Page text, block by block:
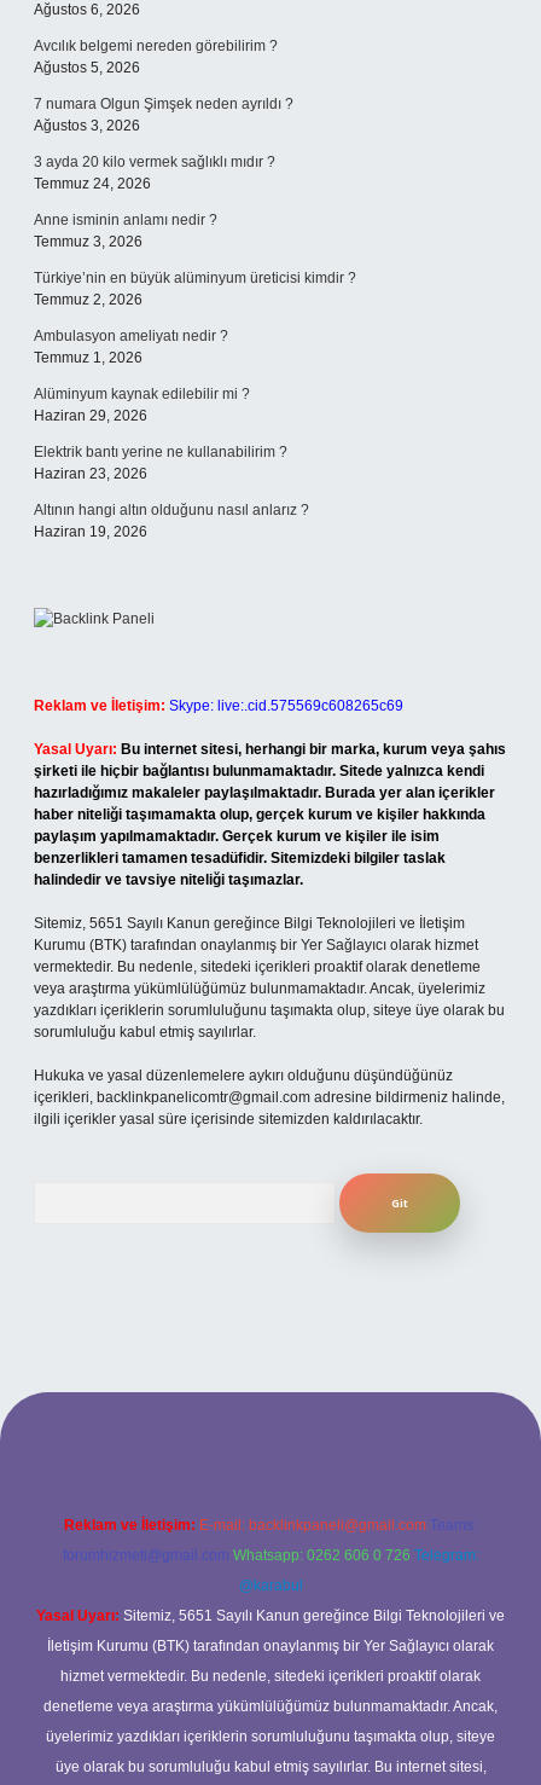
Ağustos 6, 2026
Avcılık belgemi nereden görebilirim ?
Ağustos 5, 2026
7 numara Olgun Şimşek neden ayrıldı ?
Ağustos 3, 2026
3 ayda 20 kilo vermek sağlıklı mıdır ?
Temmuz 24, 2026
Anne isminin anlamı nedir ?
Temmuz 3, 2026
Türkiye’nin en büyük alüminyum üreticisi kimdir ?
Temmuz 2, 2026
Ambulasyon ameliyatı nedir ?
Temmuz 1, 2026
Alüminyum kaynak edilebilir mi ?
Haziran 29, 2026
Elektrik bantı yerine ne kullanabilirim ?
Haziran 23, 2026
Altının hangi altın olduğunu nasıl anlarız ?
Haziran 19, 2026
Reklam ve İletişim: Skype: live:.cid.575569c608265c69
Yasal Uyarı: Bu internet sitesi, herhangi bir marka, kurum veya şahıs
şirketi ile hiçbir bağlantısı bulunmamaktadır. Sitede yalnızca kendi
hazırladığımız makaleler paylaşılmaktadır. Burada yer alan içerikler
haber niteliği taşımamakta olup, gerçek kurum ve kişiler hakkında
paylaşım yapılmamaktadır. Gerçek kurum ve kişiler ile isim
benzerlikleri tamamen tesadüfidir. Sitemizdeki bilgiler taslak
halindedir ve tavsiye niteliği taşımazlar.
Sitemiz, 5651 Sayılı Kanun gereğince Bilgi Teknolojileri ve İletişim
Kurumu (BTK) tarafından onaylanmış bir Yer Sağlayıcı olarak hizmet
vermektedir. Bu nedenle, sitedeki içerikleri proaktif olarak denetleme
veya araştırma yükümlülüğümüz bulunmamaktadır. Ancak, üyelerimiz
yazdıkları içeriklerin sorumluluğunu taşımakta olup, siteye üye olarak bu
sorumluluğu kabul etmiş sayılırlar.
Hukuka ve yasal düzenlemelere aykırı olduğunu düşündüğünüz
içerikleri, backlinkpanelicomtr@gmail.com adresine bildirmeniz halinde,
ilgili içerikler yasal süre içerisinde sitemizden kaldırılacaktır.
bahis sitesi
Reklam ve İletişim: E-mail: backlinkpaneli@gmail.com Teams:
forumhizmeti@gmail.com Whatsapp: 0262 606 0 726 Telegram:
@karabul
Yasal Uyarı: Sitemiz, 5651 Sayılı Kanun gereğince Bilgi Teknolojileri ve
İletişim Kurumu (BTK) tarafından onaylanmış bir Yer Sağlayıcı olarak
hizmet vermektedir. Bu nedenle, sitedeki içerikleri proaktif olarak
denetleme veya araştırma yükümlülüğümüz bulunmamaktadır. Ancak,
üyelerimiz yazdıkları içeriklerin sorumluluğunu taşımakta olup, siteye
üye olarak bu sorumluluğu kabul etmiş sayılırlar. Bu internet sitesi,